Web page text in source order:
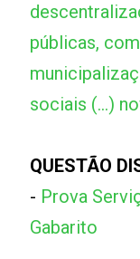
públicas,
sociais (...)
QUESTÃO
- Prova
Gabarito